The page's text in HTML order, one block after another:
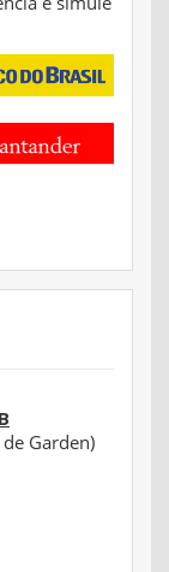
Garden)